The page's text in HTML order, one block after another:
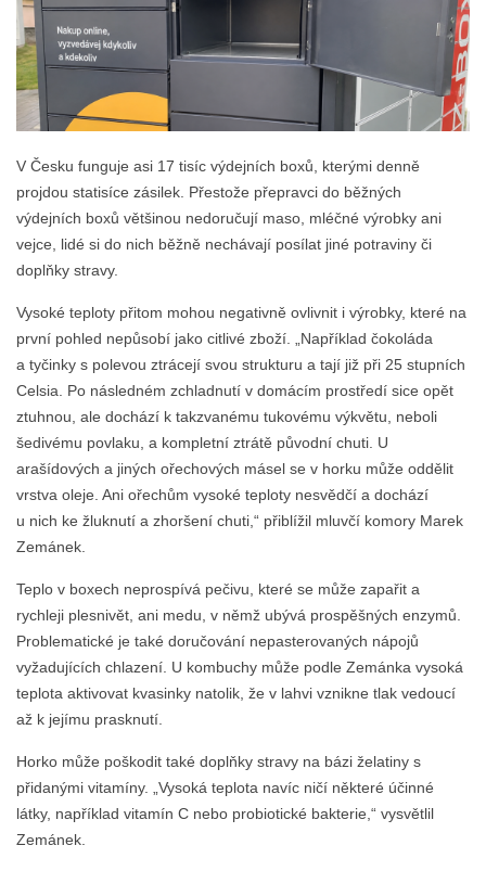
V Česku funguje asi 17 tisíc výdejních boxů, kterými denně
projdou statisíce zásilek. Přestože přepravci do běžných
výdejních boxů většinou nedoručují maso, mléčné výrobky ani
vejce, lidé si do nich běžně nechávají posílat jiné potraviny či
doplňky stravy.
Vysoké teploty přitom mohou negativně ovlivnit i výrobky, které na
první pohled nepůsobí jako citlivé zboží. „Například čokoláda
a tyčinky s polevou ztrácejí svou strukturu a tají již při 25 stupních
Celsia. Po následném zchladnutí v domácím prostředí sice opět
ztuhnou, ale dochází k takzvanému tukovému výkvětu, neboli
šedivému povlaku, a kompletní ztrátě původní chuti. U
arašídových a jiných ořechových másel se v horku může oddělit
vrstva oleje. Ani ořechům vysoké teploty nesvědčí a dochází
u nich ke žluknutí a zhoršení chuti,“ přiblížil mluvčí komory Marek
Zemánek.
Teplo v boxech neprospívá pečivu, které se může zapařit a
rychleji plesnivět, ani medu, v němž ubývá prospěšných enzymů.
Problematické je také doručování nepasterovaných nápojů
vyžadujících chlazení. U kombuchy může podle Zemánka vysoká
teplota aktivovat kvasinky natolik, že v lahvi vznikne tlak vedoucí
až k jejímu prasknutí.
Horko může poškodit také doplňky stravy na bázi želatiny s
přidanými vitamíny. „Vysoká teplota navíc ničí některé účinné
látky, například vitamín C nebo probiotické bakterie,“ vysvětlil
Zemánek.